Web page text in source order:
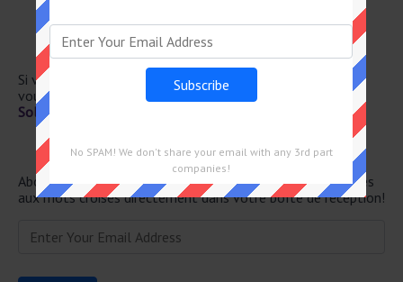
Enduite d'huile sainte
Il donne du lolo
Si vous avez déjà résolu cet indice de mots croisés et que
vous recherchez le message principal, rendez-vous sur
Solution Le Parisien Mots Fléchés Force 2 du 4 Juin 2026
Newsletter
Abonnez-vous ci-dessous et recevez les dernières réponses
aux mots croisés directement dans votre boîte de réception!
No SPAM! We don't share your email with any 3rd part
companies!